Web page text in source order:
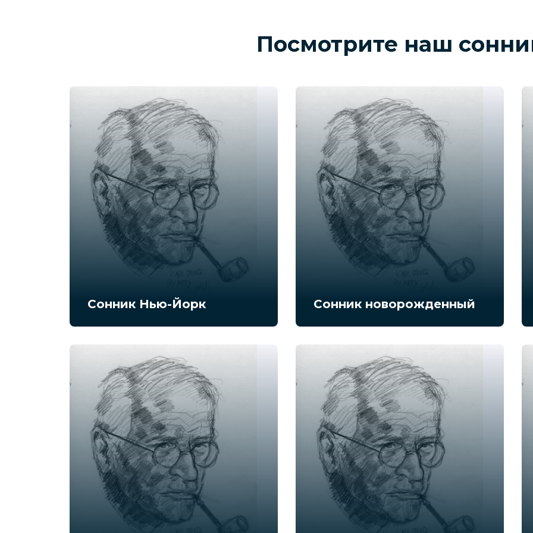
Посмотрите наш
Сонник Нью-Йорк Сонник новорожденный